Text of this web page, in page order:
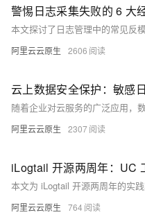
阿里云云原生 2606
阿里云云原生 2307
阿里云云原生 764